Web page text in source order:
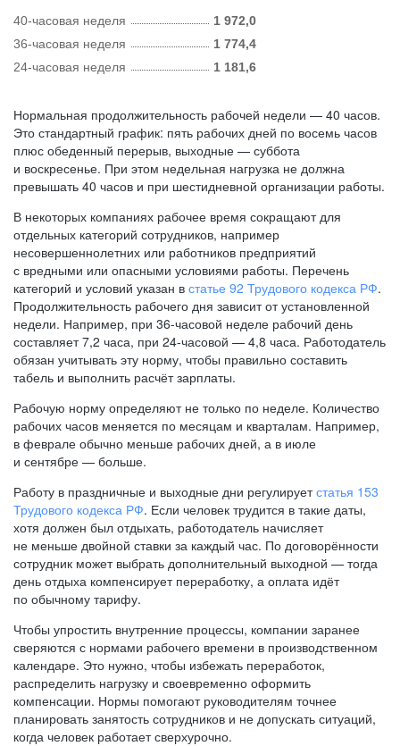
40-часовая неделя
1 972,0
36-часовая неделя
1 774,4
24-часовая неделя
1 181,6
Нормальная продолжительность рабочей недели — 40 часов.
Это стандартный график: пять рабочих дней по восемь часов
плюс обеденный перерыв, выходные — суббота
и воскресенье. При этом недельная нагрузка не должна
превышать 40 часов и при шестидневной организации работы.
В некоторых компаниях рабочее время сокращают для
отдельных категорий сотрудников, например
несовершеннолетних или работников предприятий
с вредными или опасными условиями работы. Перечень
категорий и условий указан в статье 92 Трудового кодекса РФ.
Продолжительность рабочего дня зависит от установленной
недели. Например, при 36-часовой неделе рабочий день
составляет 7,2 часа, при 24-часовой — 4,8 часа. Работодатель
обязан учитывать эту норму, чтобы правильно составить
табель и выполнить расчёт зарплаты.
Рабочую норму определяют не только по неделе. Количество
рабочих часов меняется по месяцам и кварталам. Например,
в феврале обычно меньше рабочих дней, а в июле
и сентябре — больше.
Работу в праздничные и выходные дни регулируетстатья 153
Трудового кодекса РФ. Если человек трудится в такие даты,
хотя должен был отдыхать, работодатель начисляет
не меньше двойной ставки за каждый час. По договорённости
сотрудник может выбрать дополнительный выходной — тогда
день отдыха компенсирует переработку, а оплата идёт
по обычному тарифу.
Чтобы упростить внутренние процессы, компании заранее
сверяются с нормами рабочего времени в производственном
календаре. Это нужно, чтобы избежать переработок,
распределить нагрузку и своевременно оформить
компенсации. Нормы помогают руководителям точнее
планировать занятость сотрудников и не допускать ситуаций,
когда человек работает сверхурочно.